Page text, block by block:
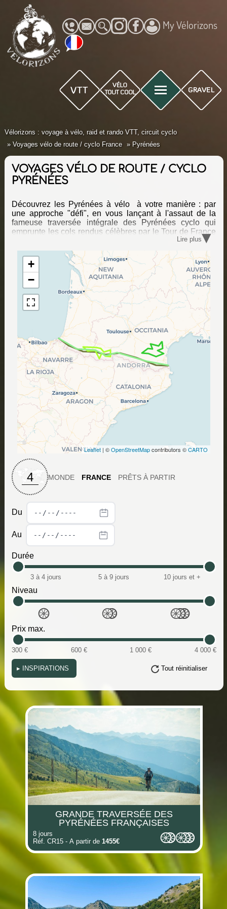
My Vélorizons
Vélorizons : voyage à vélo, raid et rando VTT, circuit cyclo
Voyages vélo de route / cyclo France
Pyrénées
VOYAGES VÉLO DE ROUTE / CYCLO
PYRÉNÉES
Découvrez les Pyrénées à vélo à votre manière : par
une approche "défi", en vous lançant à l'assaut de la
fameuse traversée intégrale des Pyrénées cyclo qui
emprunte les cols rendus célèbres par le Tour de France
(Porte d'Aspet, Peyresourde, Tourmalet, Aubisque,
Baguargui...), ou par une approche confidentielle en
découvrant les routes perdues et les petits cols des
Corbières.
Lire plus▾
+
−
Leaflet | ©OpenStreetMapcontributors ©CARTO
4 MONDE FRANCE PRÊTS À PARTIR
Du
Au
Durée
3 à 4 jours 5 à 9 jours 10 jours et +
Niveau
Prix max.
300 € 600 € 1 000 € 4 000 €
▸ INSPIRATIONS Tout réinitialiser
(i)
(i)
(i)
(i)
(i)
(i)
(i)
GRANDE TRAVERSÉE DES
PYRÉNÉES FRANÇAISES
8 jours
Réf. CR15 - A partir de 1455€